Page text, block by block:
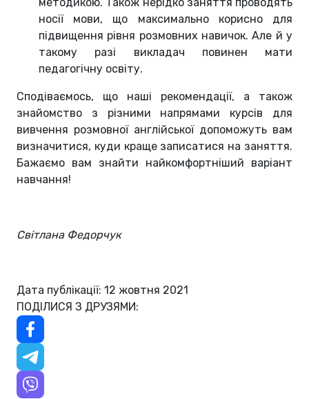
носії мови, що максимально корисно для
підвищення рівня розмовних навичок. Але й у
такому разі викладач повинен мати
педагогічну освіту.
Сподіваємось, що наші рекомендації, а також
знайомство з різними напрямами курсів для
вивчення розмовної англійської допоможуть вам
визначитися, куди краще записатися на заняття.
Бажаємо вам знайти найкомфортніший варіант
навчання!
Світлана Федорчук
Дата публікації: 12 жовтня 2021
ПОДІЛИСЯ З ДРУЗЯМИ: